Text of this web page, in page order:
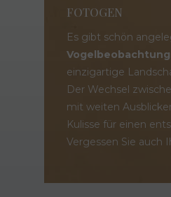
FOTOGEN
Es gibt schön
einzigartige
Der Wechsel
mit weiten
Kulisse für einen
Vergessen Sie auch